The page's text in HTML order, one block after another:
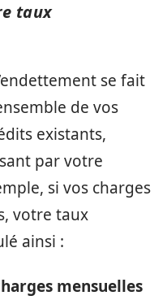
taux
se fait
de vos
existants,
par votre
si vos charges
votre taux
ainsi :
mensuelles